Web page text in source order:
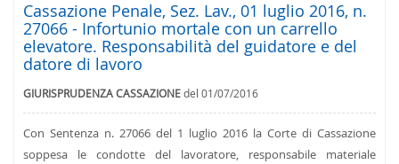
Cassazione Penale, Sez. Lav., 01 luglio 2016, n.
27066 - Infortunio mortale con un carrello
elevatore. Responsabilità del guidatore e del
datore di lavoro
GIURISPRUDENZA CASSAZIONEdel 01/07/2016
Con Sentenza n. 27066 del 1 luglio 2016 la Corte di Cassazione
soppesa le condotte del lavoratore, responsabile materiale